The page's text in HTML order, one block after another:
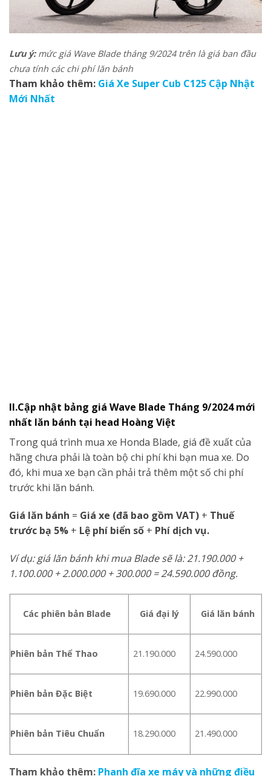
Lưu ý:mức giá Wave Blade tháng 9/2024 trên là giá ban đầu
chưa tính các chi phí lăn bánh
Tham khảo thêm: Giá Xe Super Cub C125 Cập Nhật
Mới Nhất
II.Cập nhật bảng giá Wave Blade Tháng 9/2024 mới
nhất lăn bánh tại head Hoàng Việt
Trong quá trình mua xe Honda Blade, giá đề xuất của
hãng chưa phải là toàn bộ chi phí khi bạn mua xe. Do
đó, khi mua xe bạn cần phải trả thêm một số chi phí
trước khi lăn bánh.
Giá lăn bánh = Giá xe (đã bao gồm VAT) + Thuế
trước bạ 5% + Lệ phí biển số + Phí dịch vụ.
Ví dụ: giá lăn bánh khi mua Blade sẽ là: 21.190.000 +
1.100.000 + 2.000.000 + 300.000 = 24.590.000 đồng.
Các phiên bản Blade Giá đại lý Giá lăn bánh
Phiên bản Thể Thao 21.190.000 24.590.000
Phiên bản Đặc Biệt 19.690.000 22.990.000
Phiên bản Tiêu Chuẩn 18.290.000 21.490.000
Tham khảo thêm: Phanh đĩa xe máy và những điều